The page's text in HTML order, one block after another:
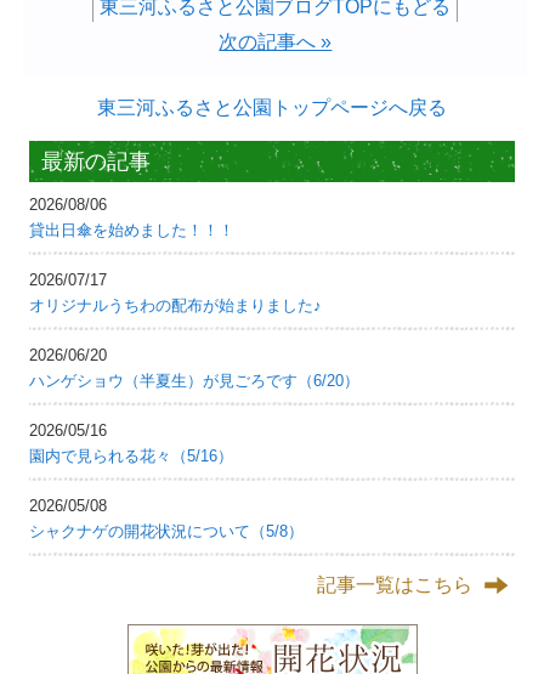
東三河ふるさと公園ブログTOPにもどる
次の記事へ »
東三河ふるさと公園トップページへ戻る
最新の記事
2026/08/06
貸出日傘を始めました！！！
2026/07/17
オリジナルうちわの配布が始まりました♪
2026/06/20
ハンゲショウ（半夏生）が見ごろです（6/20）
2026/05/16
園内で見られる花々（5/16）
2026/05/08
シャクナゲの開花状況について（5/8）
記事一覧はこちら